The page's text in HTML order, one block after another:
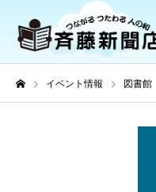
イベント情報 図書館